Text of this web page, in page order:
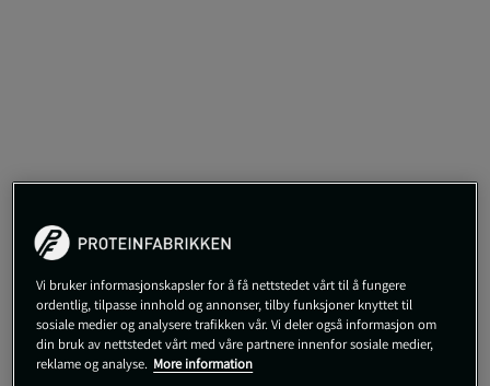
699 kr
Veil.pris
Large
Kjøp
Vi bruker informasjonskapsler for å få nettstedet vårt til å fungere
ordentlig, tilpasse innhold og annonser, tilby funksjoner knyttet til
sosiale medier og analysere trafikken vår. Vi deler også informasjon om
din bruk av nettstedet vårt med våre partnere innenfor sosiale medier,
reklame og analyse. More information